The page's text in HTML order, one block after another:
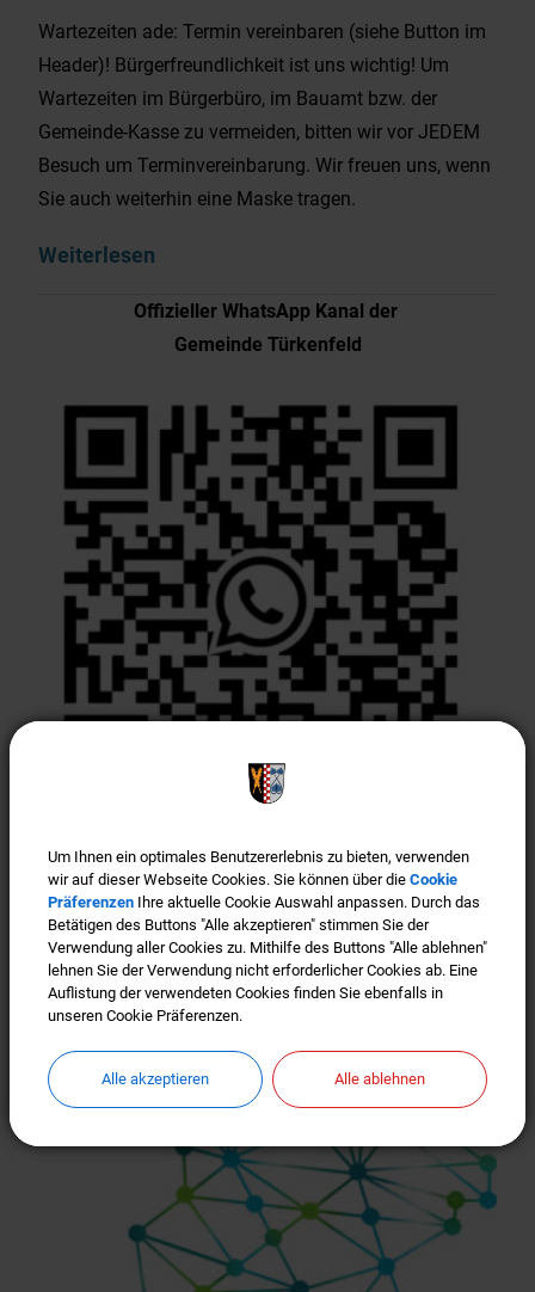
Wartezeiten ade: Termin vereinbaren (siehe Button im
Header)! Bürgerfreundlichkeit ist uns wichtig! Um
Wartezeiten im Bürgerbüro, im Bauamt bzw. der
Gemeinde-Kasse zu vermeiden, bitten wir vor JEDEM
Besuch um Terminvereinbarung. Wir freuen uns, wenn
Sie auch weiterhin eine Maske tragen.
Weiterlesen
Offizieller WhatsApp Kanal der
Gemeinde Türkenfeld
Türkenfeld ist "Gigabit-Region"
Um Ihnen ein optimales Benutzererlebnis zu bieten, verwenden
wir auf dieser Webseite Cookies. Sie können über die Cookie
Präferenzen Ihre aktuelle Cookie Auswahl anpassen. Durch das
Betätigen des Buttons "Alle akzeptieren" stimmen Sie der
Verwendung aller Cookies zu. Mithilfe des Buttons "Alle ablehnen"
lehnen Sie der Verwendung nicht erforderlicher Cookies ab. Eine
Auflistung der verwendeten Cookies finden Sie ebenfalls in
unseren Cookie Präferenzen.
Alle akzeptieren Alle ablehnen
Um Ihnen ein optimales Benutzererlebnis zu bieten, verwenden
wir auf dieser Webseite Cookies. Sie können über die Cookie
Präferenzen Ihre aktuelle Cookie Auswahl anpassen. Durch das
Betätigen des Buttons "Alle akzeptieren" stimmen Sie der
Verwendung aller Cookies zu. Mithilfe des Buttons "Alle ablehnen"
lehnen Sie der Verwendung nicht erforderlicher Cookies ab. Eine
Auflistung der verwendeten Cookies finden Sie ebenfalls in
unseren Cookie Präferenzen.
Alle akzeptieren Alle ablehnen